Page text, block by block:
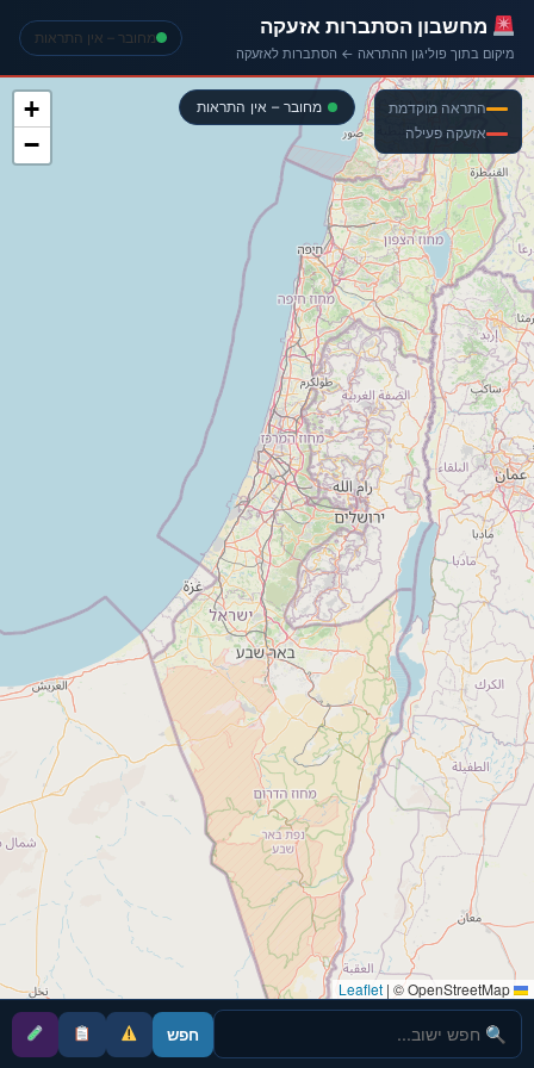
מחשבון הסתברות אזעקה
מיקום בתוך פוליגון ההתראה ← הסתברות לאזעקה
מחובר – אין התראות
+
−
| © OpenStreetMap
התראה מוקדמת
אזעקה פעילה
מחובר – אין התראות
חפש